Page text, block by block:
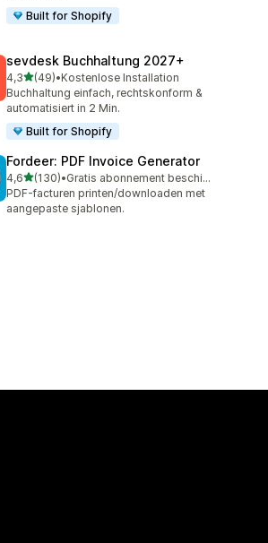
Built for Shopify
sevdesk Buchhaltung 2027+
4,3van 5 sterren
(49)
49 recensies in totaal
•Kostenlose Installation
Buchhaltung einfach, rechtskonform &
automatisiert in 2 Min.
Built for Shopify
Fordeer: PDF Invoice Generator
4,6van 5 sterren
(130)
130 recensies in totaal
•
Gratis abonnement beschikbaar
PDF-facturen printen/downloaden met
aangepaste sjablonen.